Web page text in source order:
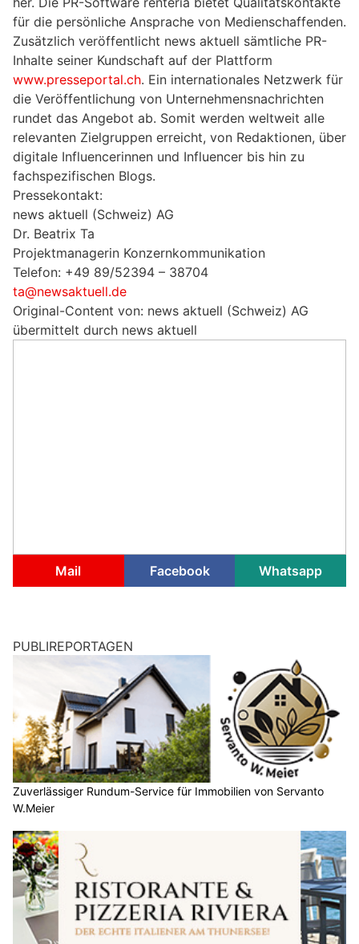
für die persönliche Ansprache von Medienschaffenden.
Zusätzlich veröffentlicht news aktuell sämtliche PR-
Inhalte seiner Kundschaft auf der Plattform
www.presseportal.ch. Ein internationales Netzwerk für
die Veröffentlichung von Unternehmensnachrichten
rundet das Angebot ab. Somit werden weltweit alle
relevanten Zielgruppen erreicht, von Redaktionen, über
digitale Influencerinnen und Influencer bis hin zu
fachspezifischen Blogs.
Pressekontakt:
news aktuell (Schweiz) AG
Dr. Beatrix Ta
Projektmanagerin Konzernkommunikation
Telefon: +49 89/52394 – 38704
ta@newsaktuell.de
Original-Content von: news aktuell (Schweiz) AG
übermittelt durch news aktuell
Mail Facebook Whatsapp
PUBLIREPORTAGEN
Zuverlässiger Rundum-Service für Immobilien von Servanto
W.Meier